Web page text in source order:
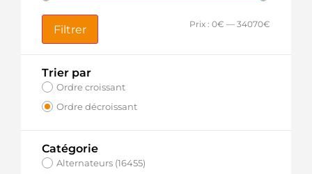
Filtrer Prix : 0€ — 34070€
Trier par
Ordre croissant
Ordre décroissant
Catégorie
Alternateurs (16455)